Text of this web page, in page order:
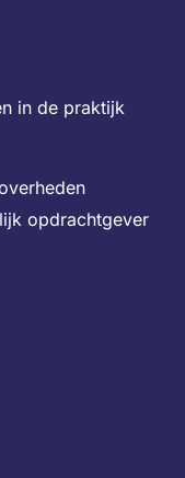
in de praktijk
opdrachtgever